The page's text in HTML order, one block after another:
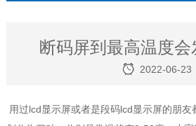
断码屏到最高温度会
2022-06-23
用过lcd显示屏或者是段码lcd显示屏的朋